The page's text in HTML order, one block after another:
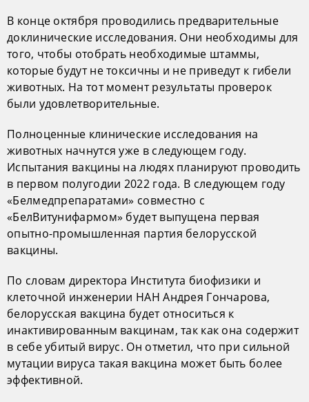
В конце октября проводились предварительные
доклинические исследования. Они необходимы для
того, чтобы отобрать необходимые штаммы,
которые будут не токсичны и не приведут к гибели
животных. На тот момент результаты проверок
были удовлетворительные.
Полноценные клинические исследования на
животных начнутся уже в следующем году.
Испытания вакцины на людях планируют проводить
в первом полугодии 2022 года. В следующем году
«Белмедпрепаратами» совместно с
«БелВитунифармом» будет выпущена первая
опытно-промышленная партия белорусской
вакцины.
По словам директора Института биофизики и
клеточной инженерии НАН Андрея Гончарова,
белорусская вакцина будет относиться к
инактивированным вакцинам, так как она содержит
в себе убитый вирус. Он отметил, что при сильной
мутации вируса такая вакцина может быть более
эффективной.